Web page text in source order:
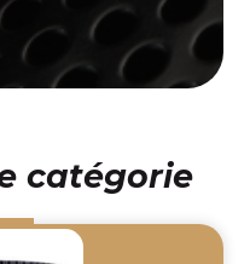
catégorie